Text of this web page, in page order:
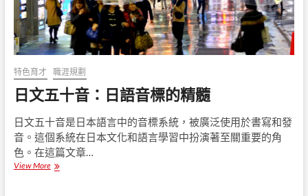
五
十
音
？
解
開
你
的
思
特色育才 職涯規劃
日文五十音：日語音標的精髓
日文五十音是日本語言中的音標系統，被廣泛使用於書寫和發
音。這個系統在日本文化和語言學習中扮演著至關重要的角
色。在這篇文章…
View More日